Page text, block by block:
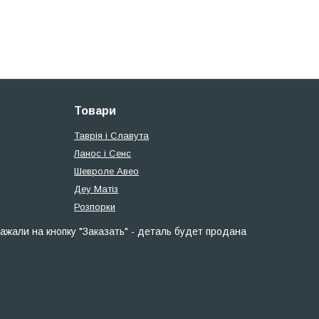
Товари
Таврія і Славута
Ланос і Сенс
Шевроле Авео
Деу Матіз
Розпорки
на кнопку "Заказать" - деталь будет продана